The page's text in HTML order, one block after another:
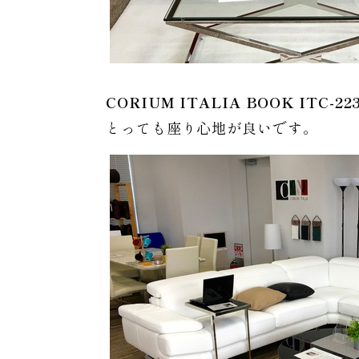
CORIUM ITALIA BOOK ITC-
とっても座り心地が良いです。